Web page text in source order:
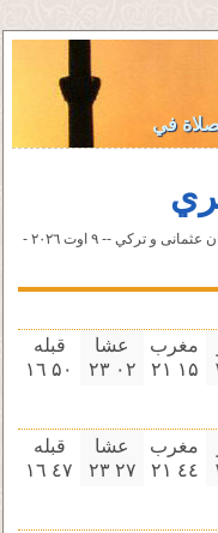
في
قزاقستان اذان وقتلري - عثمانليجه تقویم - لسان عثمانى و تركي -- ٩ اوت ۲۰۲٦ -
مغرب
۱۵ ۲۱
عشا
۰۲ ۲۳
قبله
۵۰ ۱٦
مغرب
٤٤ ۲۱
عشا
۲٧ ۲۳
قبله
٤٧ ۱٦